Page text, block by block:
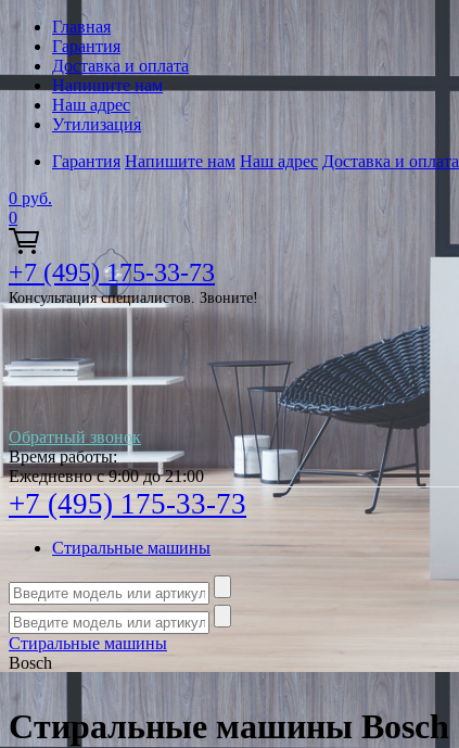
Главная
Гарантия
Доставка и оплата
Напишите нам
Наш адрес
Утилизация
Гарантия Напишите нам Наш адрес Доставка и оплата
0 руб.
0
+7 (495) 175-33-73
Консультация специалистов. Звоните!
Обратный звонок
Время работы:
Ежедневно с 9:00 до 21:00
+7 (495) 175-33-73
Стиральные машины
Стиральные машины
Bosch
Стиральные машины Bosch